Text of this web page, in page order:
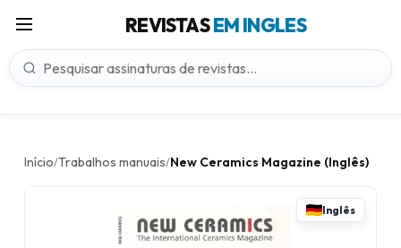
REVISTASEM INGLES
Início/Trabalhos manuais/New Ceramics Magazine (Inglês)
Inglês